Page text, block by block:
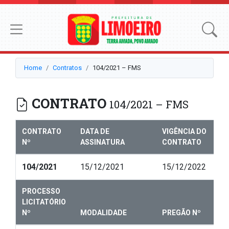
Home Contratos 104/2021 – FMS
CONTRATO 104/2021 – FMS
CONTRATO
Nº
DATA DE
ASSINATURA
VIGÊNCIA DO
CONTRATO
104/2021 15/12/2021 15/12/2022
PROCESSO
LICITATÓRIO
Nº
MODALIDADE PREGÃO Nº